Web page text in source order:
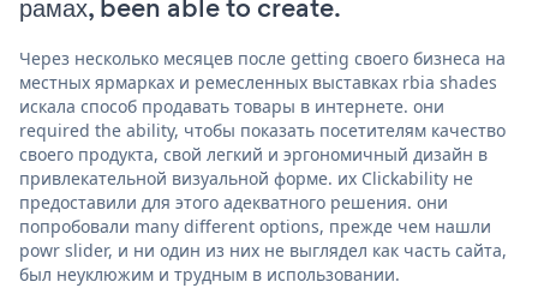
рамах, been able to create.
Через несколько месяцев после getting своего бизнеса на
местных ярмарках и ремесленных выставках rbia shades
искала способ продавать товары в интернете. они
required the ability, чтобы показать посетителям качество
своего продукта, свой легкий и эргономичный дизайн в
привлекательной визуальной форме. их Clickability не
предоставили для этого адекватного решения. они
попробовали many different options, прежде чем нашли
powr slider, и ни один из них не выглядел как часть сайта,
был неуклюжим и трудным в использовании.